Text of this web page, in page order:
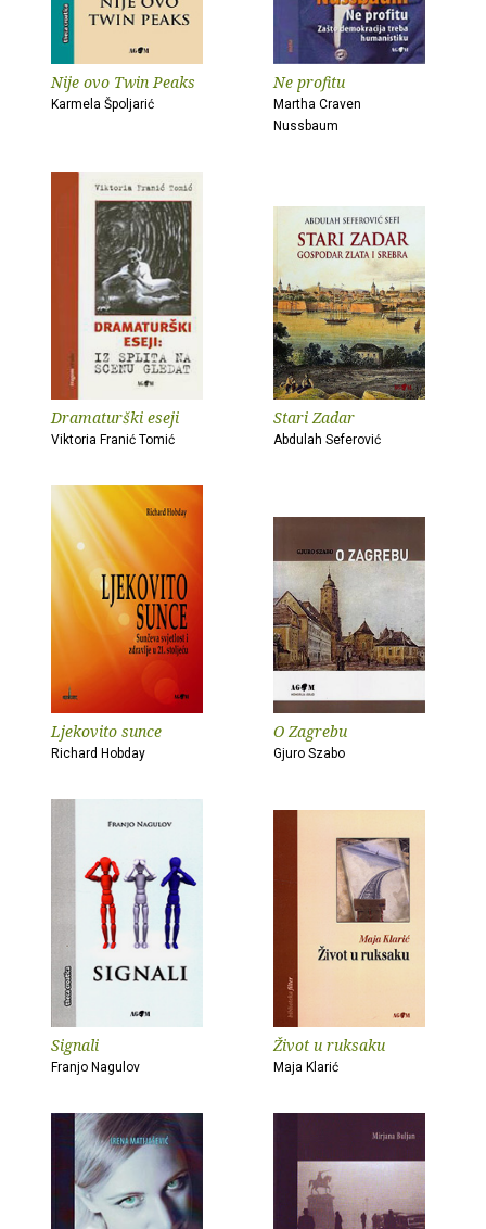
Nije ovo Twin Peaks
Karmela Špoljarić
Ne profitu
Martha Craven
Nussbaum
Dramaturški eseji
Viktoria Franić Tomić
Stari Zadar
Abdulah Seferović
Ljekovito sunce
Richard Hobday
O Zagrebu
Gjuro Szabo
Signali
Franjo Nagulov
Život u ruksaku
Maja Klarić